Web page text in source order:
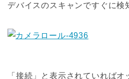
デバイスのスキャンですぐに検
「接続」と表示されていればオ